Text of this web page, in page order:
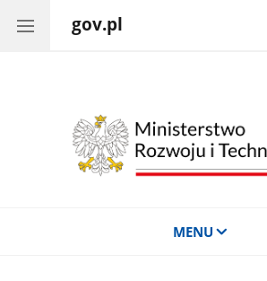
gov.pl
MENU